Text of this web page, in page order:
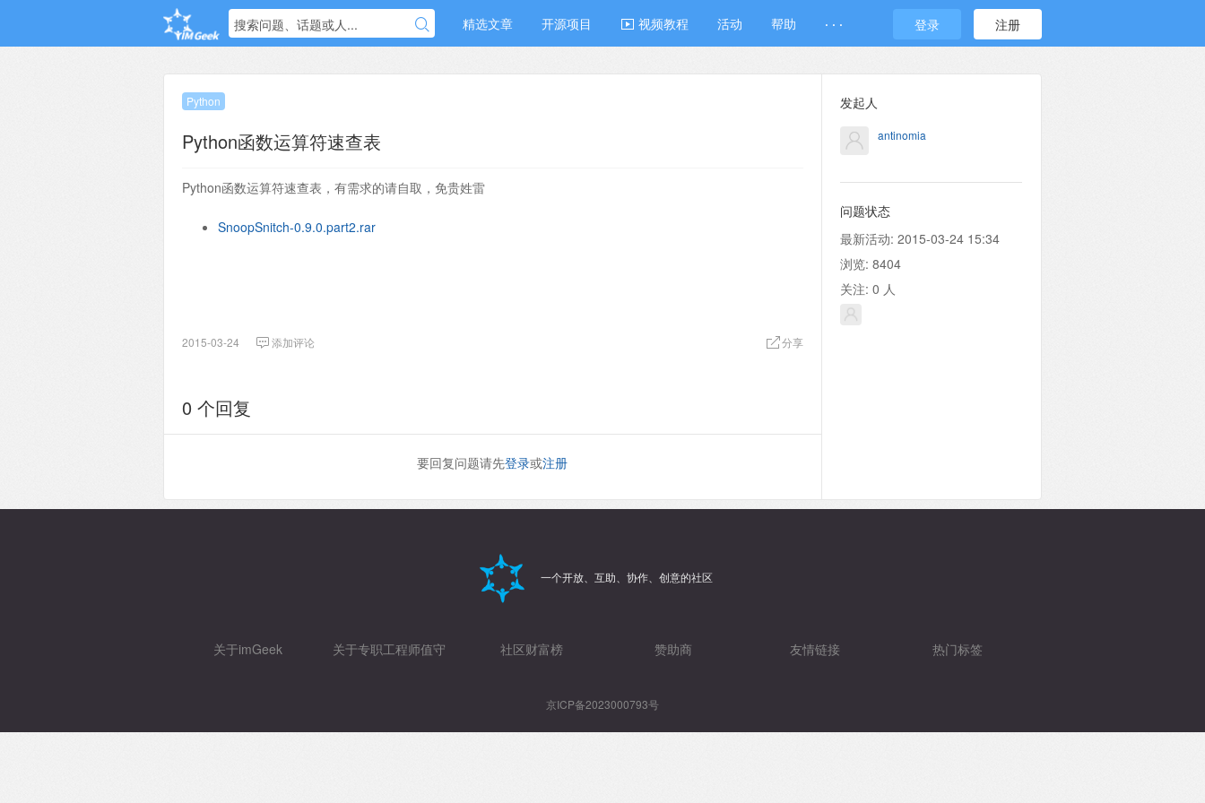
搜索问题、话题或人... 精选文章 开源项目 视频教程 活动 帮助 · · · 登录 注册
Python
Python函数运算符速查表
Python函数运算符速查表，有需求的请自取，免贵姓雷
SnoopSnitch-0.9.0.part2.rar
2015-03-24 添加评论 分享
0 个回复
要回复问题请先登录或注册
发起人
antinomia
问题状态
最新活动: 2015-03-24 15:34
浏览: 8404
关注: 0 人
一个开放、互助、协作、创意的社区
关于imGeek 关于专职工程师值守 社区财富榜 赞助商 友情链接 热门标签
京ICP备2023000793号